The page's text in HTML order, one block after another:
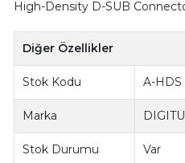
High-Density D-SUB
Diğer Özellikler
Stok Kodu A-HDS
Marka
Stok Durumu Var